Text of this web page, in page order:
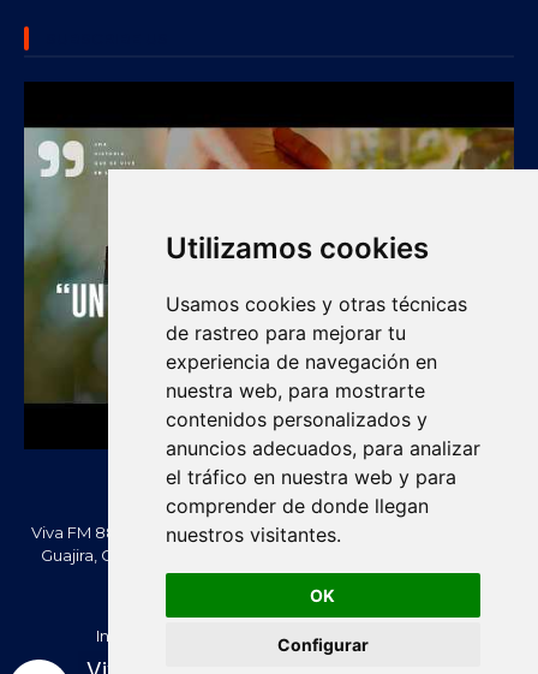
Utilizamos cookies
Usamos cookies y otras técnicas
de rastreo para mejorar tu
experiencia de navegación en
nuestra web, para mostrarte
contenidos personalizados y
anuncios adecuados, para analizar
el tráfico en nuestra web y para
comprender de donde llegan
nuestros visitantes.
OK
Configurar
Viva FM 88.2 FM es una emisora comunitaria de Villanueva, La
Guajira, Colombia. Información, noticias, cultura, vallenato y
actualidad regional.
vivafm.com.co
Inicio
Acera de Nosotros
Política de Privacidad